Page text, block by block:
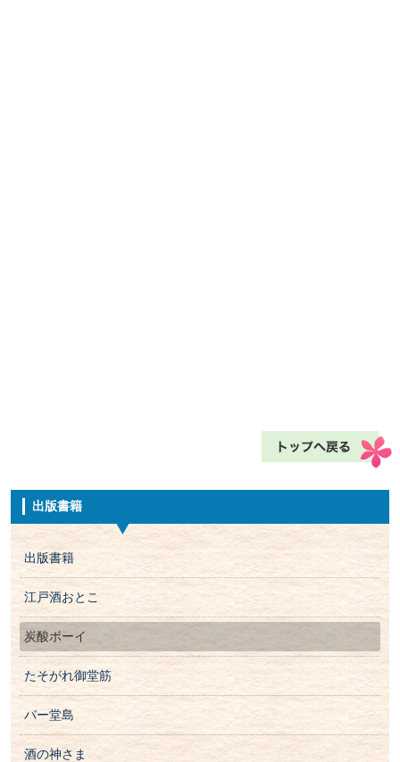
出版書籍
出版書籍
江戸酒おとこ
炭酸ボーイ
たそがれ御堂筋
バー堂島
酒の神さま